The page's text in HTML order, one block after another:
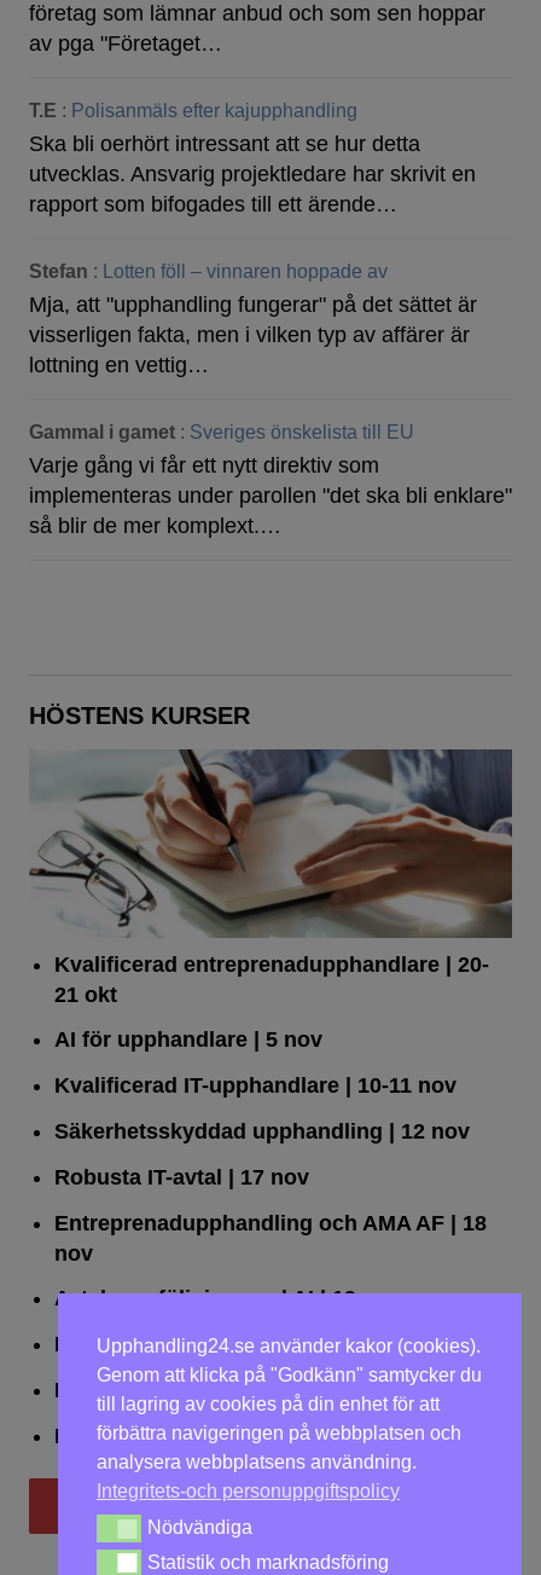
företag som lämnar anbud och som sen hoppar
av pga "Företaget…
T.E : Polisanmäls efter kajupphandling
Ska bli oerhört intressant att se hur detta
utvecklas. Ansvarig projektledare har skrivit en
rapport som bifogades till ett ärende…
Stefan : Lotten föll – vinnaren hoppade av
Mja, att "upphandling fungerar" på det sättet är
visserligen fakta, men i vilken typ av affärer är
lottning en vettig…
Gammal i gamet : Sveriges önskelista till EU
Varje gång vi får ett nytt direktiv som
implementeras under parollen "det ska bli enklare"
så blir de mer komplext.…
HÖSTENS KURSER
Kvalificerad entreprenad­upphandlare | 20-
21 okt
AI för upphandlare| 5 nov
Kvalificerad IT-upphandlare| 10-11 nov
Säkerhetsskyddad upphandling | 12 nov
Robusta IT-avtal | 17 nov
Entreprenadupphandling och AMA AF| 18
nov
Avtalsuppföljning med AI| 19 nov
Leda upphandlingar effektivt| 25 nov
Dialogförfaranden | 26 nov
LOU på två dagar| 2-3 dec
Till utbildningar
Upphandling24.se använder kakor (cookies).
Genom att klicka på "Godkänn" samtycker du
till lagring av cookies på din enhet för att
förbättra navigeringen på webbplatsen och
analysera webbplatsens användning.
Integritets-och personuppgiftspolicy
Nödvändiga
Nödvändiga
Statistik och marknadsföring
Statistik och marknadsföring